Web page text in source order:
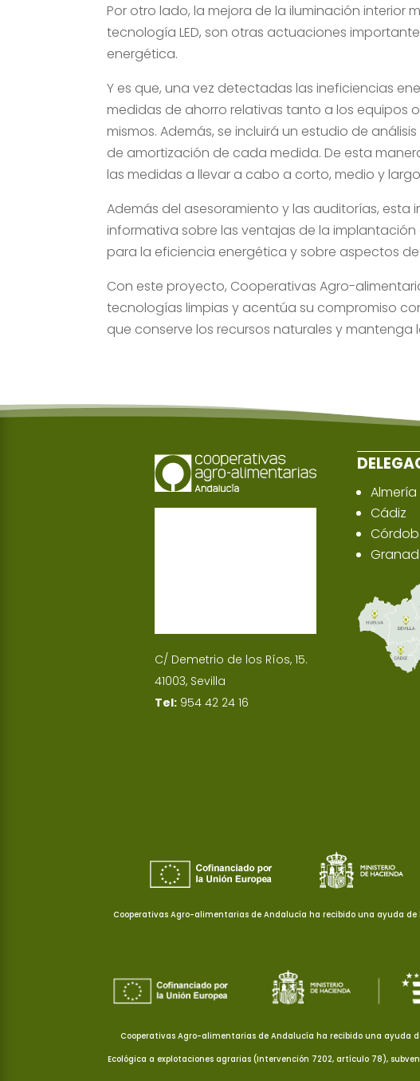
Por otro lado, la mejora de la iluminación interior
tecnología LED, son otras actuaciones
energética.
Y es que, una vez detectadas las ineficiencias
medidas de ahorro relativas tanto a los equipos
mismos. Además, se incluirá un estudio de
de amortización de cada medida. De esta
las medidas a llevar a cabo a corto, medio y
Además del asesoramiento y las auditorías,
informativa sobre las ventajas de la
para la eficiencia energética y sobre aspectos
Con este proyecto, Cooperativas Agro-
tecnologías limpias y acentúa su compromiso
que conserve los recursos naturales y mantenga
C/ Demetrio de los Ríos, 15.
41003, Sevilla
Tel: 954 42 24 16
Almería
Cádiz
Cooperativas Agro-alimentarias de Andalucía ha recibido una ayuda de
Cooperativas Agro-alimentarias de Andalucía ha recibido una ayuda
Ecológica a explotaciones agrarias (Intervención 7202, artículo 78),